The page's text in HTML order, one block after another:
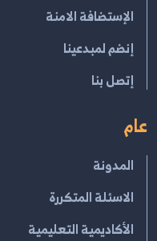
الإستضافة الامنة
إنضم لمبدعينا
إتصل بنا
عام
المدونة
الاسئلة المتكررة
الأكاديمية التعليمية